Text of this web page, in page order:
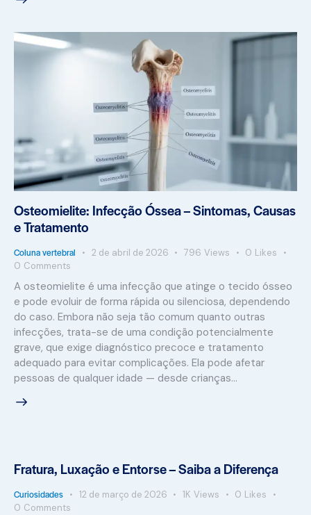
Osteomielite: Infecção Óssea – Sintomas, Causas
e Tratamento
Coluna vertebral 2 de abril de 2026 796 Views 0 Likes
0 Comments
A osteomielite é uma infecção que atinge o tecido ósseo
e pode evoluir de forma rápida ou silenciosa, dependendo
do caso. Embora não seja tão comum quanto outras
infecções, trata-se de uma condição potencialmente
grave, que exige diagnóstico precoce e tratamento
adequado para evitar complicações. Ela pode afetar
pessoas de qualquer idade — desde crianças…
Fratura, Luxação e Entorse – Saiba a Diferença
Curiosidades 12 de março de 2026 1K Views 0 Likes
0 Comments